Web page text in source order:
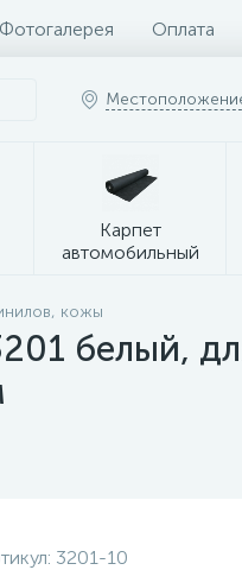
Фотогалерея Оплата
Карпет
автомобильный
кожы
белый,
3201-10